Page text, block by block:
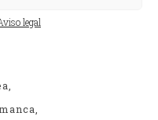
legal